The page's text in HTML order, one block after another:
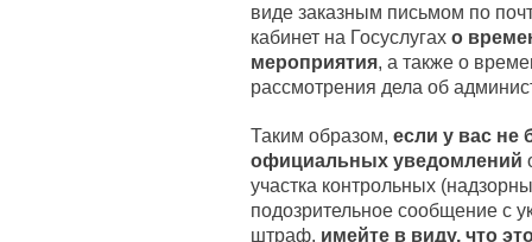
виде заказным письмом по
кабинет на Госуслугах о
мероприятия, а также о
рассмотрения дела об
Таким образом, если у вас не
официальных уведомлений
участка контрольных
подозрительное сообщение с
штраф, имейте в виду, что